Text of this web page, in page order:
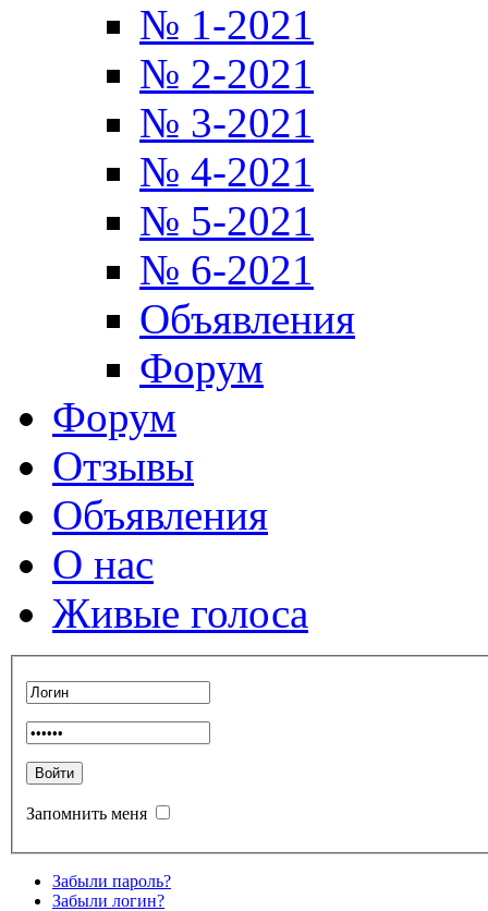
№ 1-2021
№ 2-2021
№ 3-2021
№ 4-2021
№ 5-2021
№ 6-2021
Объявления
Форум
Форум
Отзывы
Объявления
О нас
Живые голоса
Запомнить меня
Забыли пароль?
Забыли логин?